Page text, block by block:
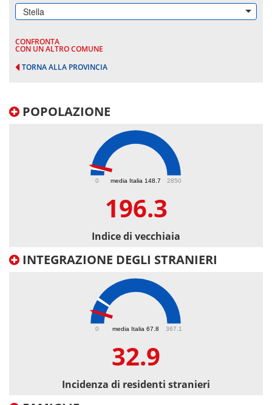
Stella
CONFRONTA
CON UN ALTRO COMUNE
TORNA ALLA PROVINCIA
POPOLAZIONE
media Italia 148.7
0 2850
196.3
Indice di vecchiaia
INTEGRAZIONE DEGLI STRANIERI
media Italia 67.8
0 367.1
32.9
Incidenza di residenti stranieri